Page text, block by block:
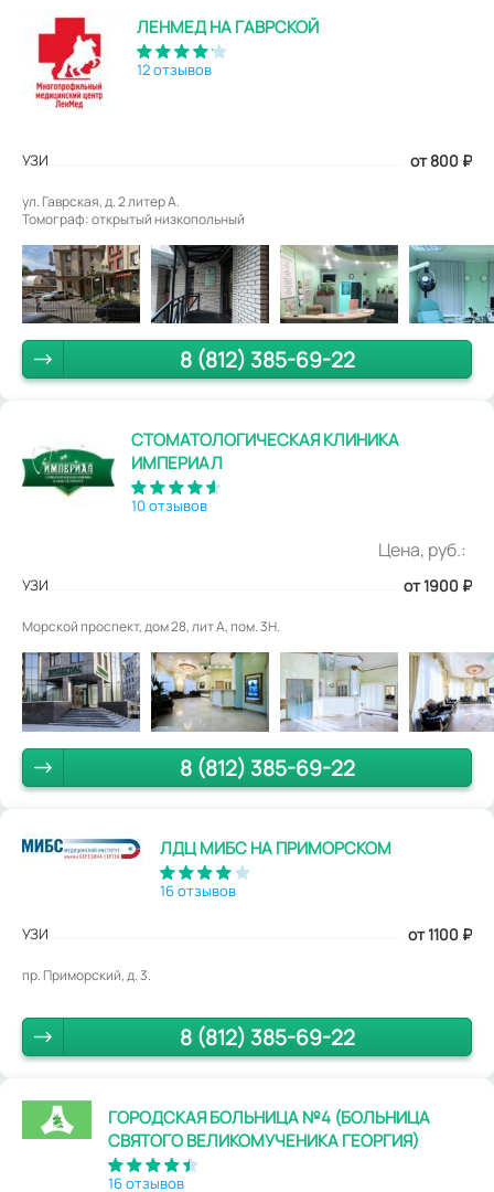
ЛЕНМЕД НА ГАВРСКОЙ
12 отзывов
УЗИ от 800 ₽
ул. Гаврская, д. 2 литер А.
Томограф: открытый низкопольный
8 (812) 385-69-22
СТОМАТОЛОГИЧЕСКАЯ КЛИНИКА
ИМПЕРИАЛ
10 отзывов
Цена, руб.:
УЗИ от 1900 ₽
Морской проспект, дом 28, лит А, пом. 3Н.
8 (812) 385-69-22
ЛДЦ МИБС НА ПРИМОРСКОМ
16 отзывов
УЗИ от 1100 ₽
пр. Приморский, д. 3.
8 (812) 385-69-22
ГОРОДСКАЯ БОЛЬНИЦА №4 (БОЛЬНИЦА
СВЯТОГО ВЕЛИКОМУЧЕНИКА ГЕОРГИЯ)
16 отзывов